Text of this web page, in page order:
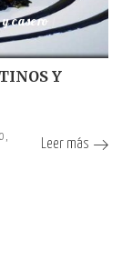
casero
Y
Leer más